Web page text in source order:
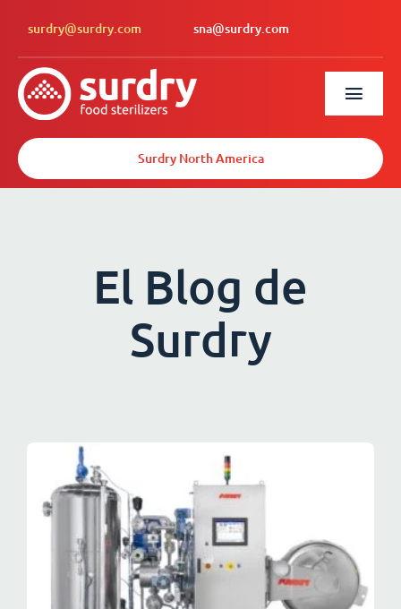
surdry@surdry.com sna@surdry.com
Surdry North America
El Blog de
Surdry